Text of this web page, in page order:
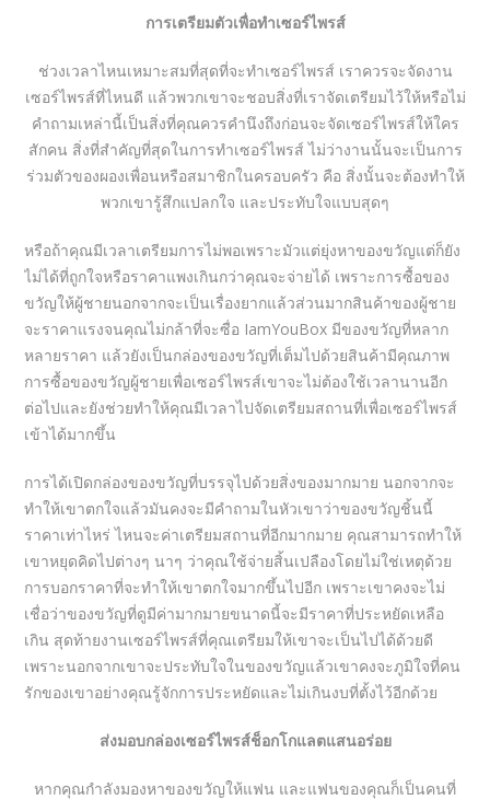
การเตรียมตัวเพื่อทำเซอร์ไพรส์
ช่วงเวลาไหนเหมาะสมที่สุดที่จะทำเซอร์ไพรส์ เราควรจะจัดงาน
เซอร์ไพรส์ที่ไหนดี แล้วพวกเขาจะชอบสิ่งที่เราจัดเตรียมไว้ให้หรือไม่
คำถามเหล่านี้เป็นสิ่งที่คุณควรคำนึงถึงก่อนจะจัดเซอร์ไพรส์ให้ใคร
สักคน สิ่งที่สำคัญที่สุดในการทำเซอร์ไพรส์ ไม่ว่างานนั้นจะเป็นการ
ร่วมตัวของผองเพื่อนหรือสมาชิกในครอบครัว คือ สิ่งนั้นจะต้องทำให้
พวกเขารู้สึกแปลกใจ และประทับใจแบบสุดๆ
หรือถ้าคุณมีเวลาเตรียมการไม่พอเพราะมัวแต่ยุ่งหาของขวัญแต่ก็ยัง
ไม่ได้ที่ถูกใจหรือราคาแพงเกินกว่าคุณจะจ่ายได้ เพราะการซื้อของ
ขวัญให้ผู้ชายนอกจากจะเป็นเรื่องยากแล้วส่วนมากสินค้าของผู้ชาย
จะราคาแรงจนคุณไม่กล้าที่จะซื่อ IamYouBox มีของขวัญที่หลาก
หลายราคา แล้วยังเป็นกล่องของขวัญที่เต็มไปด้วยสินค้ามีคุณภาพ
การซื้อของขวัญผู้ชายเพื่อเซอร์ไพรส์เขาจะไม่ต้องใช้เวลานานอีก
ต่อไปและยังช่วยทำให้คุณมีเวลาไปจัดเตรียมสถานที่เพื่อเซอร์ไพรส์
เข้าได้มากขึ้น
การได้เปิดกล่องของขวัญที่บรรจุไปด้วยสิ่งของมากมาย นอกจากจะ
ทำให้เขาตกใจแล้วมันคงจะมีคำถามในหัวเขาว่าของขวัญชิ้นนี้
ราคาเท่าไหร่ ไหนจะค่าเตรียมสถานที่อีกมากมาย คุณสามารถทำให้
เขาหยุดคิดไปต่างๆ นาๆ ว่าคุณใช้จ่ายสิ้นเปลืองโดยไม่ใช่เหตุด้วย
การบอกราคาที่จะทำให้เขาตกใจมากขึ้นไปอีก เพราะเขาคงจะไม่
เชื่อว่าของขวัญที่ดูมีค่ามากมายขนาดนี้จะมีราคาที่ประหยัดเหลือ
เกิน สุดท้ายงานเซอร์ไพรส์ที่คุณเตรียมให้เขาจะเป็นไปได้ด้วยดี
เพราะนอกจากเขาจะประทับใจในของขวัญแล้วเขาคงจะภูมิใจที่คน
รักของเขาอย่างคุณรู้จักการประหยัดและไม่เกินงบที่ตั้งไว้อีกด้วย
ส่งมอบกล่องเซอร์ไพรส์ช็อกโกแลตแสนอร่อย
หากคุณกำลังมองหาของขวัญให้แฟน และแฟนของคุณก็เป็นคนที่